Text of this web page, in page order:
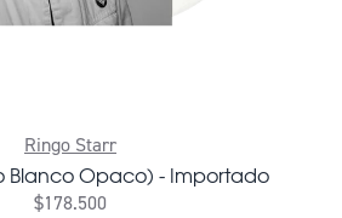
Ringo Starr
Blanco Opaco) - Importado
$178.500